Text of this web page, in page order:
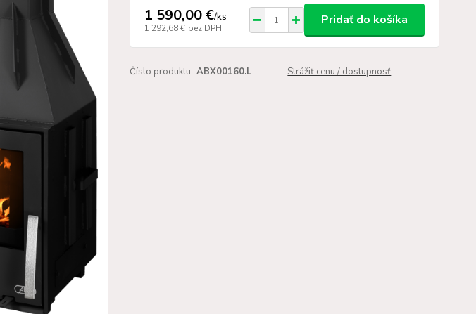
1 590,00 €/ks
1 292,68 € bez DPH
Pridať do košíka
Číslo produktu: ABX00160.L Strážiť cenu / dostupnosť